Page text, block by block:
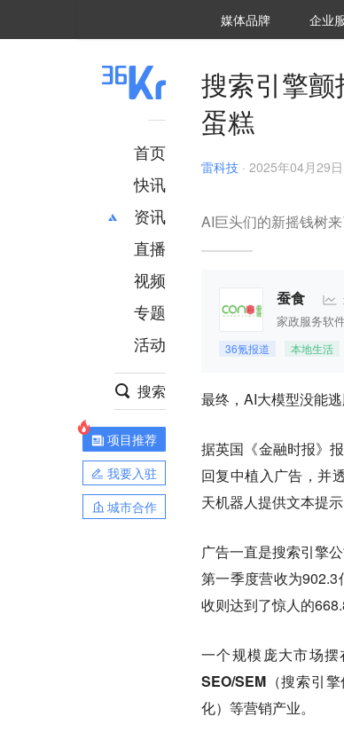
媒体品牌 36Kr研
企业
首页
快讯
资讯
推荐
财经
项目推荐
安徽
直播
视频
专题
活动
搜索
项目推荐
我要入驻
城市合作
搜索引擎
蛋糕
雷科技 · 2025年04月29
AI巨头们的新摇钱树来
蚕食
家政服务软
36氪报道 本地生活
最终，AI大模型没能逃
据英国《金融时报》报
回复中植入广告，并
天机器人提供文本提
广告一直是搜索引擎
第一季度营收为
收则达到了惊人的
一个规模庞大市场
SEO/SEM（搜索引
化）等营销产业。